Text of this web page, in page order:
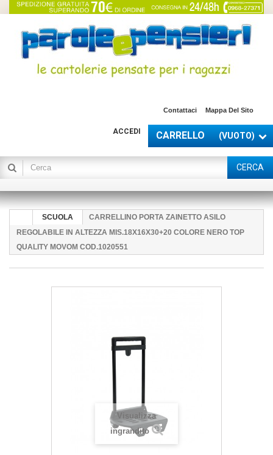
Contattaci Mappa Del Sito
CARRELLO (VUOTO)
ACCEDI
CERCA
SCUOLA
CARRELLINO PORTA ZAINETTO ASILO
REGOLABILE IN ALTEZZA MIS.18X16X30+20 COLORE NERO TOP
QUALITY MOVOM COD.1020551
Visualizza
ingrandito